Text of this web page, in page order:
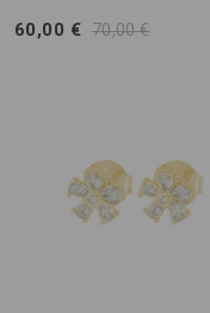
60,00 € 70,00 €